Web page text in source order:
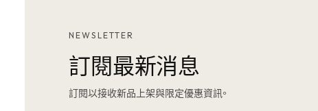
NEWSLETTER
訂閱最新消息
訂閱以接收新品上架與限定優惠資訊。